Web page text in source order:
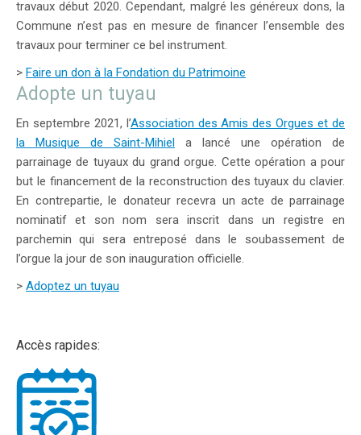
travaux début 2020. Cependant, malgré les généreux dons, la
Commune n’est pas en mesure de financer l’ensemble des
travaux pour terminer ce bel instrument.
> Faire un don à la Fondation du Patrimoine
Adopte un tuyau
En septembre 2021, l’Association des Amis des Orgues et de
la Musique de Saint-Mihiel a lancé une opération de
parrainage de tuyaux du grand orgue. Cette opération a pour
but le financement de la reconstruction des tuyaux du clavier.
En contrepartie, le donateur recevra un acte de parrainage
nominatif et son nom sera inscrit dans un registre en
parchemin qui sera entreposé dans le soubassement de
l’orgue la jour de son inauguration officielle.
> Adoptez un tuyau
Accès rapides: